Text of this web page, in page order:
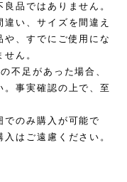
品ではありません。
い、サイズを間違え
、すでにご使用にな
ん。
不足があった場合、
事実確認の上で、至
でのみ購入が可能で
はご遠慮ください。